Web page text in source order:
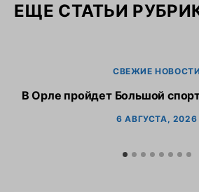
ЕЩЕ СТАТЬИ
СВЕЖИЕ НОВОСТИ
В Орле пройдет Большой
6 АВГУСТА, 2026